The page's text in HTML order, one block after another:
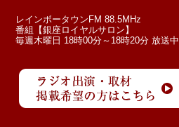
レインボータウンFM 88.5MHz
番組【銀座ロイヤルサロン】
毎週木曜日 18時00分～18時20分 放送中